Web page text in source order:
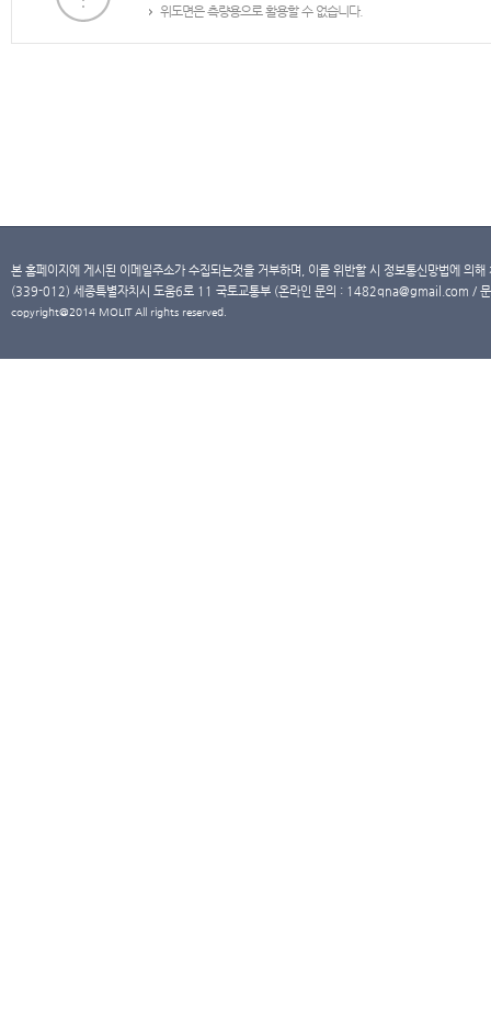
위도면은 측량용으로 활용할 수 없습니다.
본 홈페이지에 게시된 이메일주소가 수집되는것을 거부하며, 이를 위반할 시 정보통신망법에 의
(339-012) 세종특별자치시 도움6로 11 국토교통부 (온라인 문의 : 1482qna@gmail.com /
copyright@2014 MOLIT All rights reserved.